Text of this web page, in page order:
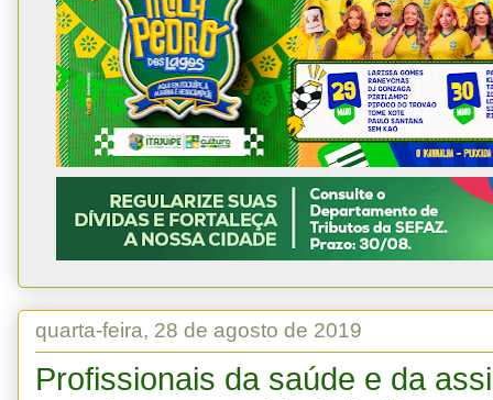
quarta-feira, 28 de agosto de 2019
Profissionais da saúde e da